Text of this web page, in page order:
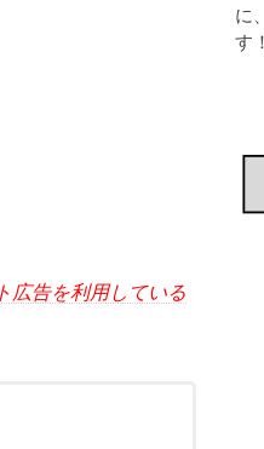
広告を利用している
に、
す！